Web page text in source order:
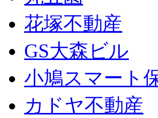
花塚不動産
GS大森ビル
小鳩スマート
カドヤ不動産